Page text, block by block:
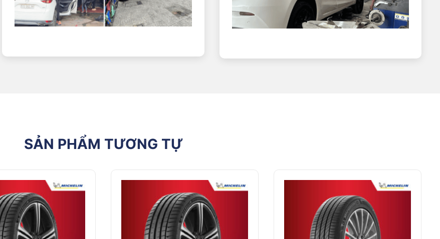
lái và những người xung quanh. Với khả năng kiểm soát lái tuyệt hảo, xe luôn được kiểm soát và độ bền vượt trội,
yêu cầu khắt khe của bạn. Các lớp bố được tăng cường, giảm thiểu rủi ro khi mất áp suất đột ngột, giúp kiểm soát lái
LỐP MICHELIN CHÍNH HÃNG TẠI VIỆT NAM
rộng rãi, trang thiết bị hiện đại cùng đội ngũ kỹ thuật viên lành nghề, đảm bảo mang đến cho bạn trải nghiệm mua sắm
SẢN PHẨM TƯƠNG TỰ